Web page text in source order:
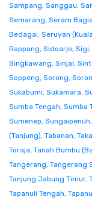
Sampang, Sanggau,
Semarang, Seram
Bedagai, Seruyan
Rappang, Sidoarjo, Sigi,
Singkawang, Sinjai,
Soppeng, Sorong,
Sukabumi, Sukamara,
Sumba Tengah, Sumba
Sumenep, Sungaipenuh,
(Tanjung), Tabanan,
Toraja, Tanah Bumbu
Tangerang, Tangerang
Tanjung Jabung Timur,
Tapanuli Tengah,